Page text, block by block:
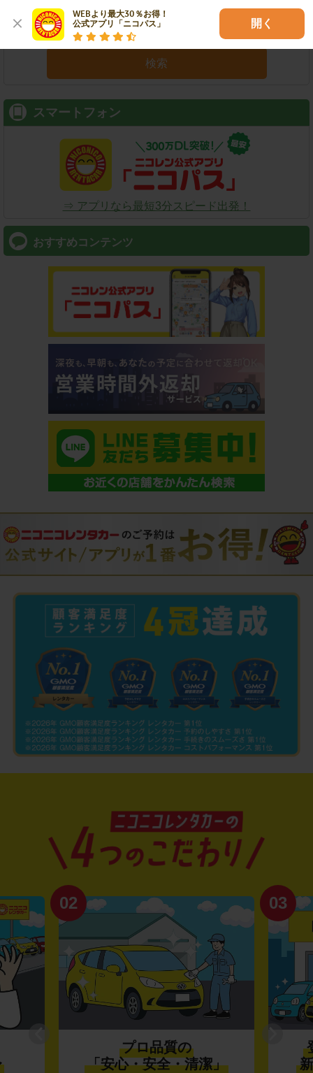
WEBより最大30％お得！
公式アプリ「ニコパス」
開く
検索
スマートフォン
⇒ アプリなら最短3分スピード出発！
おすすめコンテンツ
02
プロ品質の
「安心・安全・清潔」
03